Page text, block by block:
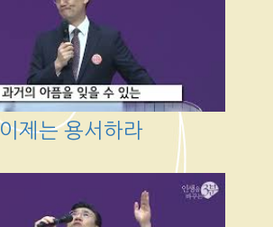
이제는 용서하라